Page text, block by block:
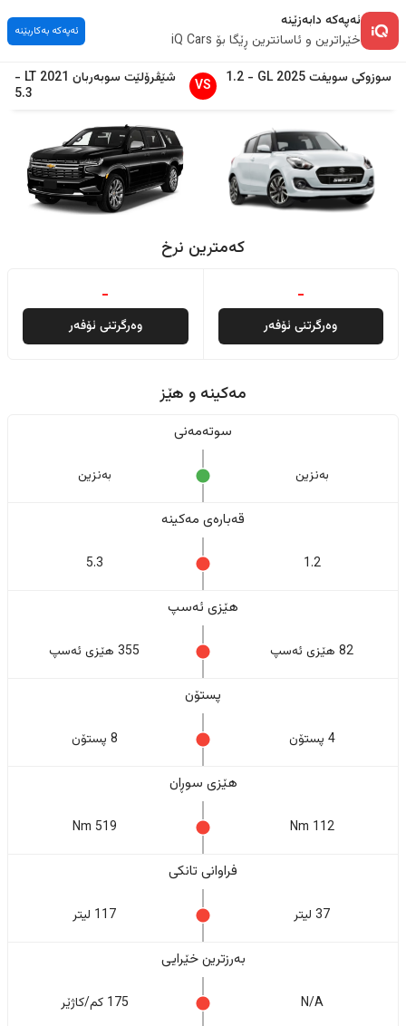
ئەپەکە دابەزێنە
خێراترین و ئاسانترین ڕێگا بۆ iQ Cars
ئەپەکە بەکاربێنە
سوزوکی سویفت2025
GL
-
1.2
VS شێڤرۆلێت سوبەربان 2021
LT
-
5.3
کەمترین نرخ
-
وەرگرتنی ئۆفەر
-
وەرگرتنی ئۆفەر
مەکینە و هێز
سوتەمەنی
بەنزین بەنزین
قەبارەی مەکینە
1.2
5.3
هێزی ئەسپ
82 هێزی ئەسپ 355 هێزی ئەسپ
پستۆن
4 پستۆن 8 پستۆن
هێزی سوڕان
112 Nm
519 Nm
فراوانی تانکی
37 لیتر 117 لیتر
بەرزترین خێرایی
N/A 175 کم/کاژێر